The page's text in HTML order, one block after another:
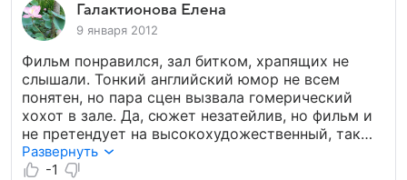
Галактионова Елена
9 января 2012
Фильм понравился, зал битком, храпящих не
слышали. Тонкий английский юмор не всем
понятен, но пара сцен вызвала гомерический
хохот в зале. Да, сюжет незатейлив, но фильм и
не претендует на высокохудожественный, так
что если стоит задача приятно провести время,
рекомендую.
Развернуть
-1